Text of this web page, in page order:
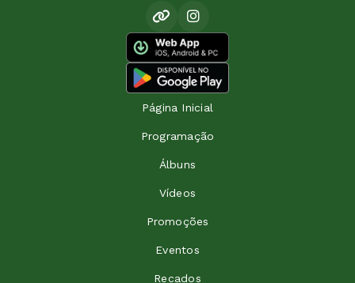
Página Inicial
Programação
Álbuns
Vídeos
Promoções
Eventos
Recados